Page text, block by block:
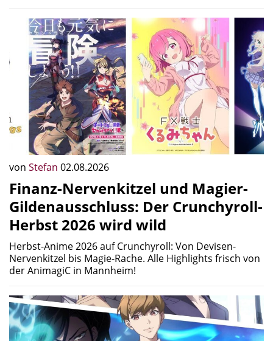
von Stefan 02.08.2026
Finanz-Nervenkitzel und Magier-
Gildenausschluss: Der Crunchyroll-
Herbst 2026 wird wild
Herbst-Anime 2026 auf Crunchyroll: Von Devisen-
Nervenkitzel bis Magie-Rache. Alle Highlights frisch von
der AnimagiC in Mannheim!